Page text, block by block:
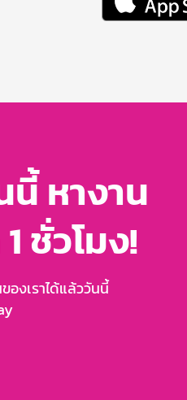
หางาน
ชั่วโมง!
องเราได้แล้ววันนี้